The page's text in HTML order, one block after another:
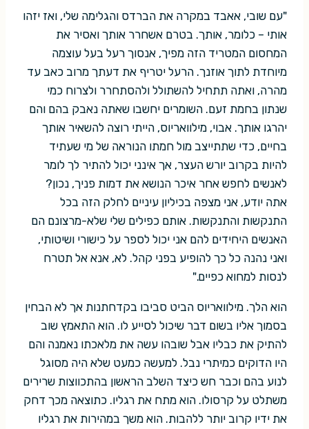
"עם שובי, אאבד במקרה את הברדס והגלימה שלי, ואז יזהו
אותי – כלומר, אותך. בטרם אשחרר אותך ואסיר את
המחסום המטריד הזה מפיך, אנסוך רעל בעל עוצמה
מיוחדת לתוך אוזנך. הרעל יטריף את דעתך מרוב כאב עד
מהרה, ואתה תתחיל להשתולל ולהסתחרר ולצרוח כמי
שנתון בחמת זעם. השומרים יחשבו שאתה נאבק בהם והם
יהרגו אותך. אבוי, מילוואריוס, הייתי רוצה להשאיר אותך
בחיים, כדי שתתייצב מול חמתו הנוראה של מי שעתיד
להיות בקרוב יורש העצר, אך אינני יכול להתיר לך לומר
לאנשים לחפש אחר איכר הנושא את דמות פניך, נכון?
אתה יודע, אני מצפה בכיליון עיניים לחלק הזה בכל
התנקשות והתנקשות. אותם כפילים שלי שלא-מרצונם הם
האנשים היחידים להם אני יכול לספר על כישורי ושיטותי,
ואני נהנה כל כך להופיע בפני קהל. לא, אנא אל תטרח
לנסות למחוא כפיים."
הוא הלך. מילוואריוס הביט סביבו בקדחתנות אך לא הבחין
בסמוך אליו בשום דבר שיכול לסייע לו. הוא התאמץ שוב
להתיק את כבליו אבל שובהו עשה את מלאכתו נאמנה והם
היו הדוקים כמיתרי נבל. למעשה כמעט שלא היה מסוגל
לנוע בהם וכבר חש כיצד השלב הראשון בהתכווצות שרירים
משתלט על קרסולו. הוא מתח את רגליו. כתוצאה מכך דחק
את ידיו קרוב יותר ללהבות. הוא משך במהירות את רגליו